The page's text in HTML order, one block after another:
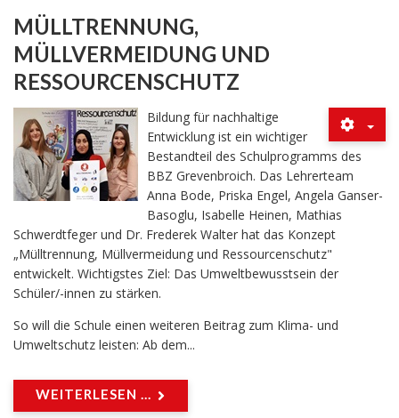
MÜLLTRENNUNG,
MÜLLVERMEIDUNG UND
RESSOURCENSCHUTZ
Bildung für nachhaltige
Entwicklung ist ein wichtiger
Bestandteil des Schulprogramms des
BBZ Grevenbroich. Das Lehrerteam
Anna Bode, Priska Engel, Angela Ganser-
Basoglu, Isabelle Heinen, Mathias
Schwerdtfeger und Dr. Frederek Walter hat das Konzept
„Mülltrennung, Müllvermeidung und Ressourcenschutz"
entwickelt. Wichtigstes Ziel: Das Umweltbewusstsein der
Schüler/-innen zu stärken.
So will die Schule einen weiteren Beitrag zum Klima- und
Umweltschutz leisten: Ab dem...
WEITERLESEN ...